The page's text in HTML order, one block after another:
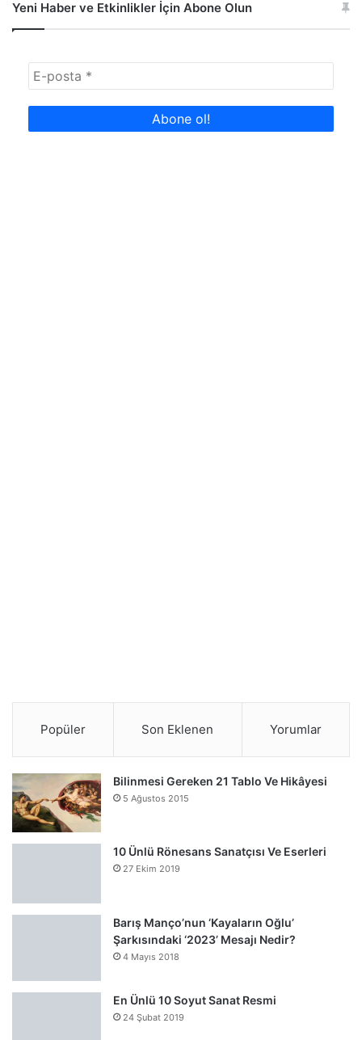
Yeni Haber ve Etkinlikler İçin Abone Olun
Popüler Son Eklenen Yorumlar
Bilinmesi Gereken 21 Tablo Ve Hikâyesi
5 Ağustos 2015
10 Ünlü Rönesans Sanatçısı Ve Eserleri
27 Ekim 2019
Barış Manço’nun ‘Kayaların Oğlu’
Şarkısındaki ‘2023’ Mesajı Nedir?
4 Mayıs 2018
En Ünlü 10 Soyut Sanat Resmi
24 Şubat 2019